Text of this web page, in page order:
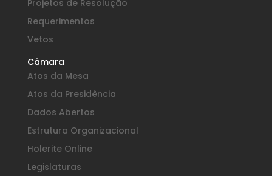
Projetos de Resolução
Requerimentos
Vetos
Câmara
Atos da Mesa
Atos da Presidência
Dados Abertos
Estrutura Organizacional
Holerite Online
Legislaturas